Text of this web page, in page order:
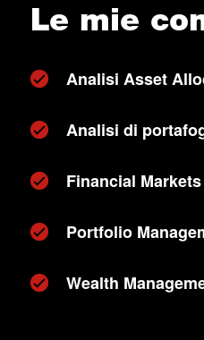
Le mie
Analisi Asset
Analisi di
Financial Markets
Portfolio
Wealth